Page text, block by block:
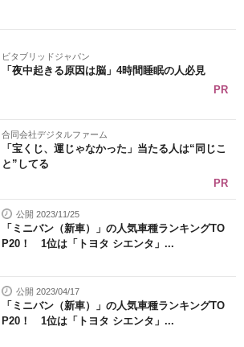
ビタブリッドジャパン
「夜中起きる原因は脳」4時間睡眠の人必見
PR
合同会社デジタルファーム
「宝くじ、運じゃなかった」当たる人は“同じこ
と”してる
PR
公開 2023/11/25
「ミニバン（新車）」の人気車種ランキングTO
P20！ 1位は「トヨタ シエンタ」...
公開 2023/04/17
「ミニバン（新車）」の人気車種ランキングTO
P20！ 1位は「トヨタ シエンタ」...